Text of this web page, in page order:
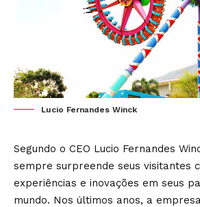
Lucio Fernandes Winck
Segundo o CEO Lucio Fernandes
sempre surpreende seus visitantes
experiências e inovações em seus
mundo. Nos últimos anos, a